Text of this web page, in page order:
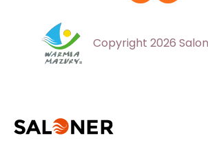
Copyright 2026